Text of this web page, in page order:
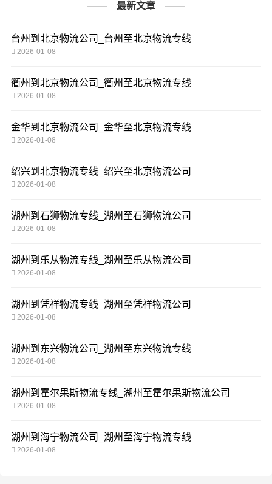
最新文章
台州到北京物流公司_台州至北京物流专线
2026-01-08
衢州到北京物流公司_衢州至北京物流专线
2026-01-08
金华到北京物流公司_金华至北京物流专线
2026-01-08
绍兴到北京物流专线_绍兴至北京物流公司
2026-01-08
湖州到石狮物流专线_湖州至石狮物流公司
2026-01-08
湖州到乐从物流专线_湖州至乐从物流公司
2026-01-08
湖州到凭祥物流专线_湖州至凭祥物流公司
2026-01-08
湖州到东兴物流公司_湖州至东兴物流专线
2026-01-08
湖州到霍尔果斯物流专线_湖州至霍尔果斯物流公司
2026-01-08
湖州到海宁物流公司_湖州至海宁物流专线
2026-01-08